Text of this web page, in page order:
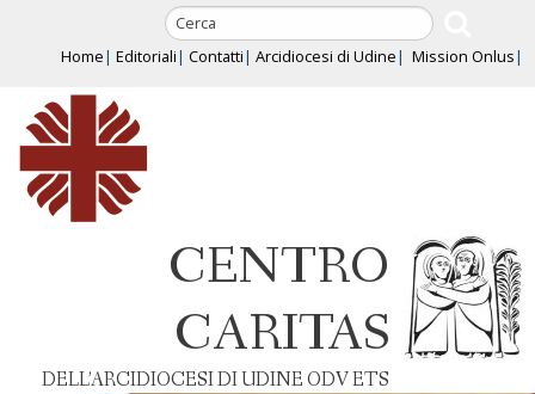
content
Home Editoriali Contatti Arcidiocesi di Udine Mission Onlus
CENTRO
CARITAS
DELL’ARCIDIOCESI DI UDINE ODV ETS